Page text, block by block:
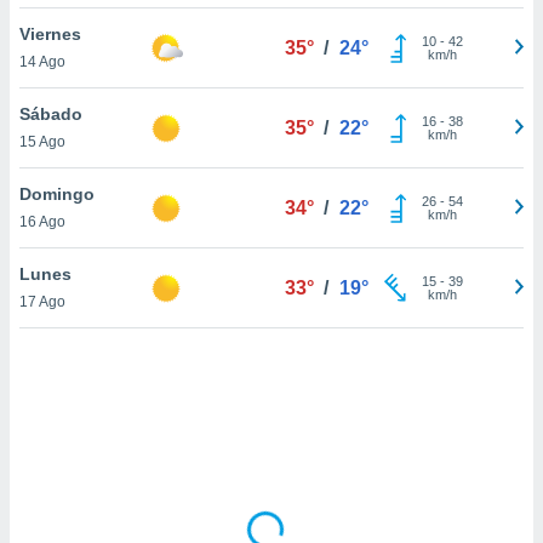
sitio
En
sean
el sitio
ni para
o
Viernes
14 Ago
35° / 24° 10- 42
km/h
Sábado
15 Ago
35° / 22° 16- 38
km/h
Domingo
16 Ago
34° / 22° 26- 54
km/h
Lunes
17 Ago
33° / 19° 15- 39
km/h